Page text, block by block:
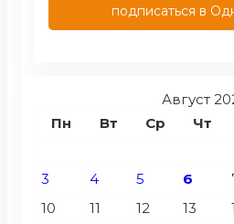
подписаться в
Август
Пн
Вт Ср Чт
3
4 5 6
10
11 12 13